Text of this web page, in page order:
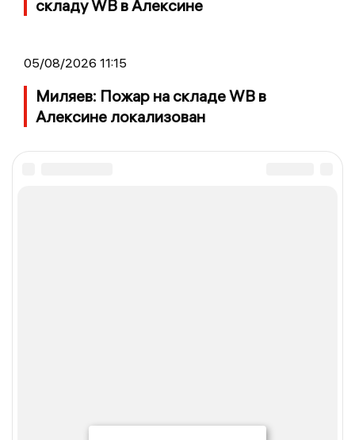
складу WB в Алексине
05/08/2026 11:15
Миляев: Пожар на складе WB в
Алексине локализован